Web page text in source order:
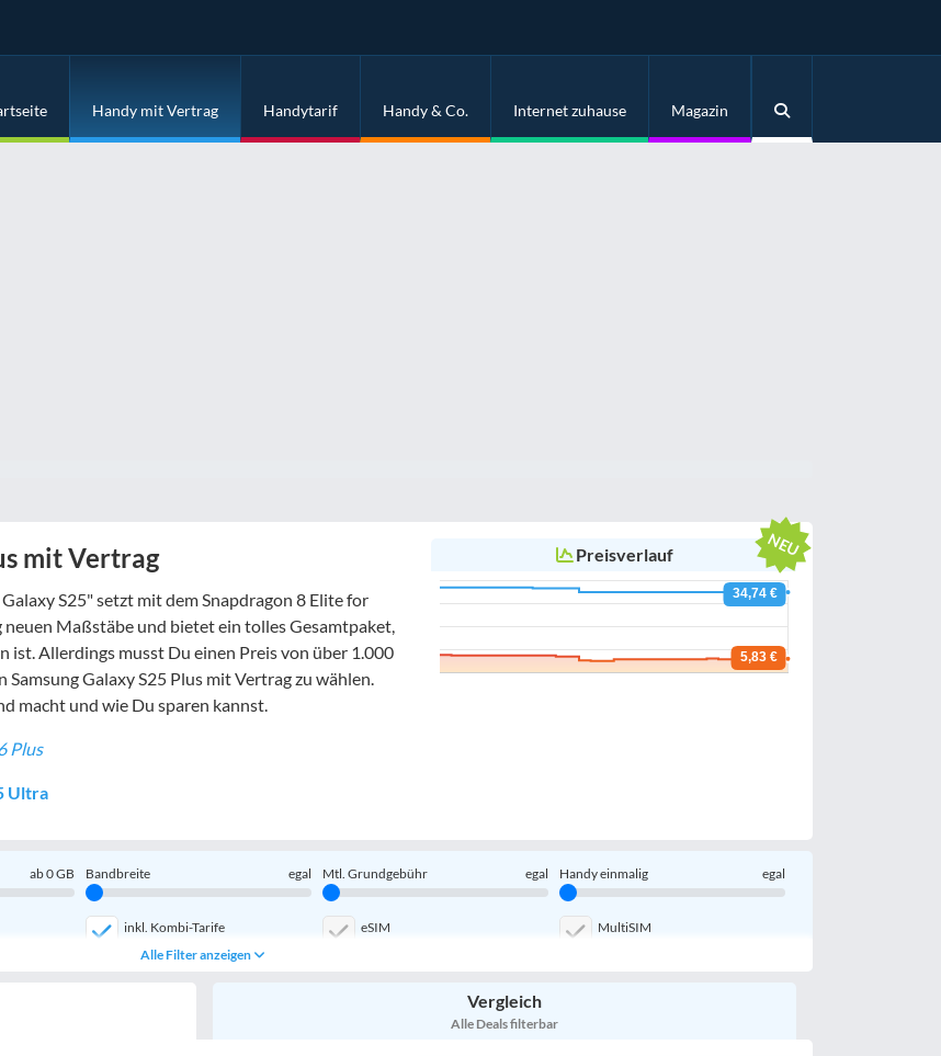
Handy mit Vertrag Handytarif Handy & Co. Internet zuhause Magazin
mit Vertrag
S25" setzt mit dem Snapdragon 8 Elite for
Maßstäbe und bietet ein tolles Gesamtpaket,
ist. Allerdings musst Du einen Preis von über 1.000
Samsung Galaxy S25 Plus mit Vertrag zu wählen.
macht und wie Du sparen kannst.
Plus
Ultra
Preisverlauf
ab0GB Bandbreite egal Mtl. Grundgebühr egal Handy einmalig egal
inkl. Kombi-Tarife eSIM MultiSIM
Alle Filter anzeigen
Vergleich
Alle Deals filterbar